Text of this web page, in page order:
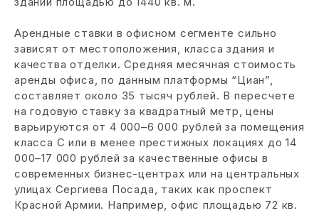
Арендные ставки в офисном сегменте сильно
зависят от местоположения, класса здания и
качества отделки. Средняя месячная стоимость
аренды офиса, по данным платформы “Циан”,
составляет около 35 тысяч рублей. В пересчете
на годовую ставку за квадратный метр, цены
варьируются от 4 000–6 000 рублей за помещения
класса С или в менее престижных локациях до 14
000–17 000 рублей за качественные офисы в
современных бизнес-центрах или на центральных
улицах Сергиева Посада, таких как проспект
Красной Армии. Например, офис площадью 72 кв.